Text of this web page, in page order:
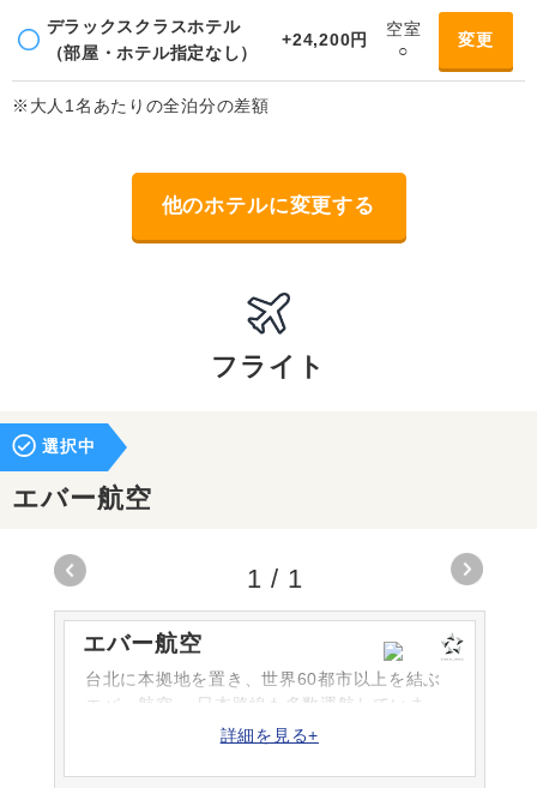
デラックスクラスホテル
（部屋・ホテル指定なし）
+24,200円
空室
○
変更
※大人1名あたりの全泊分の差額
他のホテルに変更する
フライト
選択中
エバー航空
エバー航空
台北に本拠地を置き、世界60都市以上を結ぶ
エバー航空。 日本路線も多数運航していま
す。航空会社としては初めてサンリオと提携
詳細を見る+
1 / 1